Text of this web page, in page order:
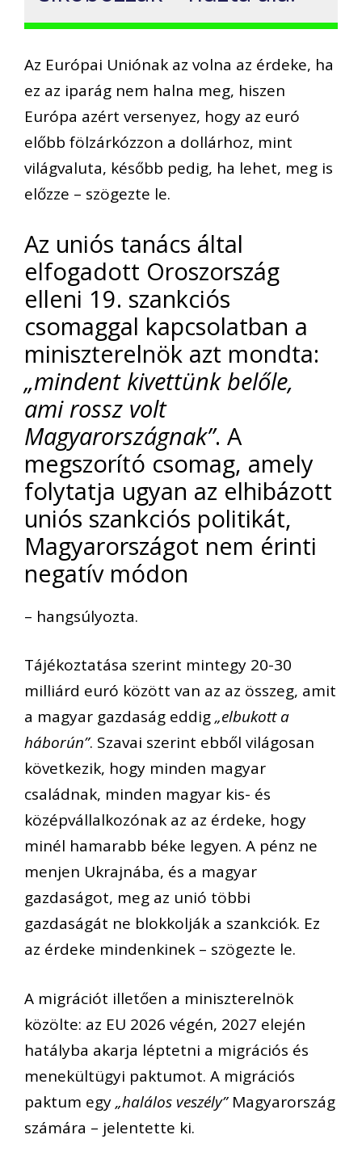
Az Európai Uniónak az volna az érdeke, ha
ez az iparág nem halna meg, hiszen
Európa azért versenyez, hogy az euró
előbb fölzárkózzon a dollárhoz, mint
világvaluta, később pedig, ha lehet, meg is
előzze – szögezte le.
Az uniós tanács által
elfogadott Oroszország
elleni 19. szankciós
csomaggal kapcsolatban a
miniszterelnök azt mondta:
„mindent kivettünk belőle,
ami rossz volt
Magyarországnak”. A
megszorító csomag, amely
folytatja ugyan az elhibázott
uniós szankciós politikát,
Magyarországot nem érinti
negatív módon
– hangsúlyozta.
Tájékoztatása szerint mintegy 20-30
milliárd euró között van az az összeg, amit
a magyar gazdaság eddig„elbukott a
háborún”. Szavai szerint ebből világosan
következik, hogy minden magyar
családnak, minden magyar kis- és
középvállalkozónak az az érdeke, hogy
minél hamarabb béke legyen. A pénz ne
menjen Ukrajnába, és a magyar
gazdaságot, meg az unió többi
gazdaságát ne blokkolják a szankciók. Ez
az érdeke mindenkinek – szögezte le.
A migrációt illetően a miniszterelnök
közölte: az EU 2026 végén, 2027 elején
hatályba akarja léptetni a migrációs és
menekültügyi paktumot. A migrációs
paktum egy„halálos veszély”Magyarország
számára – jelentette ki.